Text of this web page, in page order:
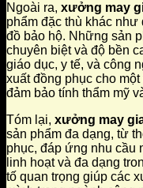
Ngoài ra, xưởng may
phẩm đặc thù khác như
đồ bảo hộ. Những sản
chuyên biệt và độ bền
giáo dục, y tế, và công
xuất đồng phục cho
đảm bảo tính thẩm mỹ
Tóm lại, xưởng may
sản phẩm đa dạng, từ
phục, đáp ứng nhu cầu
linh hoạt và đa dạng
tố quan trọng giúp các